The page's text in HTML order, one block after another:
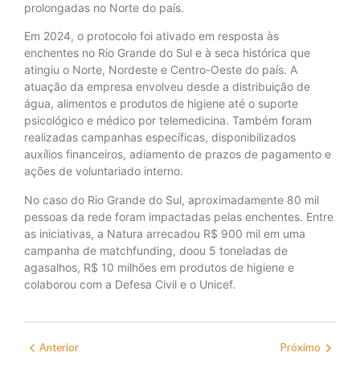
prolongadas no Norte do país.
Em 2024, o protocolo foi ativado em resposta às
enchentes no Rio Grande do Sul e à seca histórica que
atingiu o Norte, Nordeste e Centro-Oeste do país. A
atuação da empresa envolveu desde a distribuição de
água, alimentos e produtos de higiene até o suporte
psicológico e médico por telemedicina. Também foram
realizadas campanhas específicas, disponibilizados
auxílios financeiros, adiamento de prazos de pagamento e
ações de voluntariado interno.
No caso do Rio Grande do Sul, aproximadamente 80 mil
pessoas da rede foram impactadas pelas enchentes. Entre
as iniciativas, a Natura arrecadou R$ 900 mil em uma
campanha de matchfunding, doou 5 toneladas de
agasalhos, R$ 10 milhões em produtos de higiene e
colaborou com a Defesa Civil e o Unicef.
Anterior Próximo